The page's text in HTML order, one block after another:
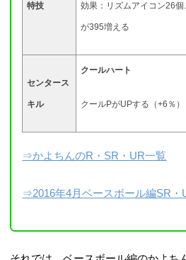
特技 効果：リズムアイコン26
が395増える
センタース
キル
クールハート
クールPがUPする（+6％）
⇒かよちんのR・SR・UR一覧
⇒2016年4月ベースボール編SR・